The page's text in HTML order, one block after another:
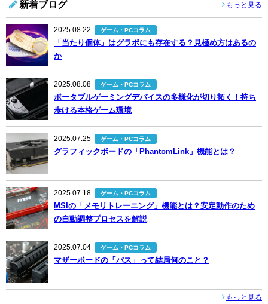
新着ブログ もっと見る
2025.08.22 ゲーム・PCコラム
「当たり個体」はグラボにも存在する？見極め方はあるの
か
2025.08.08 ゲーム・PCコラム
ポータブルゲーミングデバイスの多様化が切り拓く！持ち
歩ける本格ゲーム環境
2025.07.25 ゲーム・PCコラム
グラフィックボードの「PhantomLink」機能とは？
2025.07.18 ゲーム・PCコラム
MSIの「メモリトレーニング」機能とは？安定動作のため
の自動調整プロセスを解説
2025.07.04 ゲーム・PCコラム
マザーボードの「バス」って結局何のこと？
もっと見る